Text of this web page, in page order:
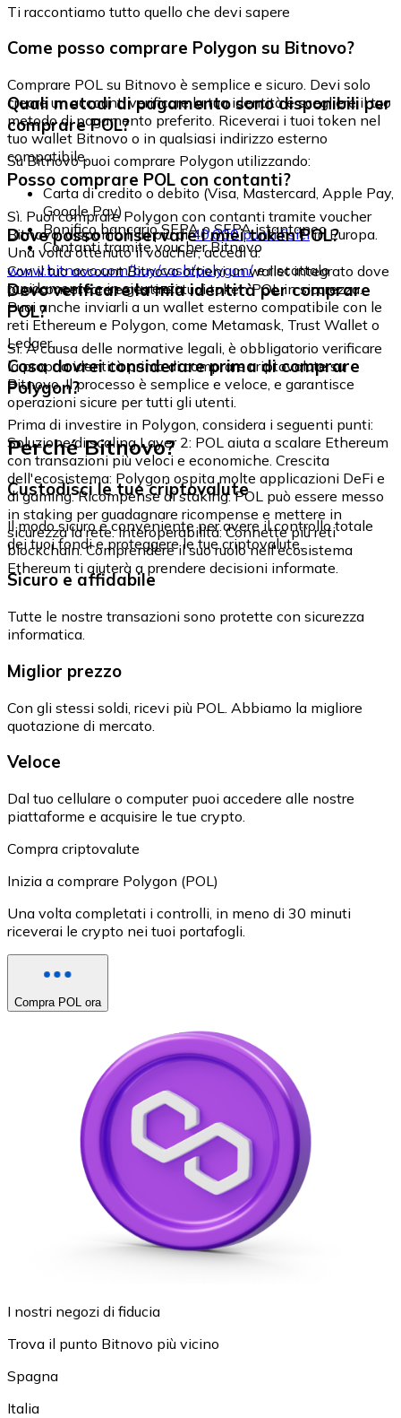
Ti raccontiamo tutto quello che devi sapere
Come posso comprare Polygon su Bitnovo?
Comprare POL su Bitnovo è semplice e sicuro. Devi solo
creare un account, verificare la tua identità e scegliere il tuo
metodo di pagamento preferito. Riceverai i tuoi token nel
tuo wallet Bitnovo o in qualsiasi indirizzo esterno
compatibile.
Quali metodi di pagamento sono disponibili per
comprare POL?
Su Bitnovo puoi comprare Polygon utilizzando:
Carta di credito o debito (Visa, Mastercard, Apple Pay,
Google Pay)
Bonifico bancario SEPA o SEPA istantaneo
Contanti tramite voucher Bitnovo
Posso comprare POL con contanti?
Sì. Puoi comprare Polygon con contanti tramite voucher
Bitnovo, disponibili in più di40.000 punti fisiciin Europa.
Una volta ottenuto il voucher, accedi a:
www.bitnovo.com/buy/cash/polygon/e riscattalo
rapidamente e in sicurezza.
Dove posso conservare i miei token POL?
Con il tuo account Bitnovo ottieni un wallet integrato dove
puoi conservare e gestire i tuoi token POL in sicurezza.
Puoi anche inviarli a un wallet esterno compatibile con le
reti Ethereum e Polygon, come Metamask, Trust Wallet o
Ledger.
Devo verificare la mia identità per comprare
POL?
Sì. A causa delle normative legali, è obbligatorio verificare
la propria identità prima di comprare criptovalute su
Bitnovo. Il processo è semplice e veloce, e garantisce
operazioni sicure per tutti gli utenti.
Cosa dovrei considerare prima di comprare
Polygon?
Prima di investire in Polygon, considera i seguenti punti:
Soluzione di scaling Layer 2: POL aiuta a scalare Ethereum
con transazioni più veloci e economiche. Crescita
dell'ecosistema: Polygon ospita molte applicazioni DeFi e
di gaming. Ricompense di staking: POL può essere messo
in staking per guadagnare ricompense e mettere in
sicurezza la rete. Interoperabilità: Connette più reti
blockchain. Comprendere il suo ruolo nell'ecosistema
Ethereum ti aiuterà a prendere decisioni informate.
Perché Bitnovo?
Custodisci le tue criptovalute
Il modo sicuro e conveniente per avere il controllo totale
dei tuoi fondi e proteggere le tue criptovalute.
Sicuro e affidabile
Tutte le nostre transazioni sono protette con sicurezza
informatica.
Miglior prezzo
Con gli stessi soldi, ricevi più POL. Abbiamo la migliore
quotazione di mercato.
Veloce
Dal tuo cellulare o computer puoi accedere alle nostre
piattaforme e acquisire le tue crypto.
Compra criptovalute
Inizia a comprare Polygon (POL)
Una volta completati i controlli, in meno di 30 minuti
riceverai le crypto nei tuoi portafogli.
Compra POL ora
I nostri negozi di fiducia
Trova il punto Bitnovo più vicino
Spagna
Italia